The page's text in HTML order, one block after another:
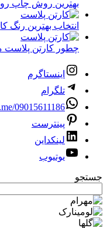
بهترین روش چاپ
انتخاب بهترین رنگ
چطور کارتن پلاست
اینستاگرم
تلگرام
09015611186
پینترست
لینکداین
یوتیوب
جستجو